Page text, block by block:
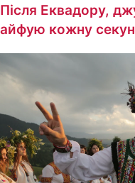
Еквадору,
кожну